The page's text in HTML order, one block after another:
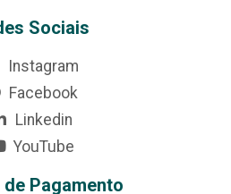
Sociais
Instagram
Facebook
Linkedin
YouTube
de Pagamento